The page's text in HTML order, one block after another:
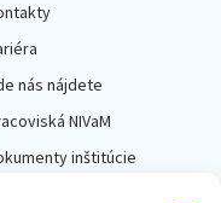
nás nájdete
NIVaM
inštitúcie